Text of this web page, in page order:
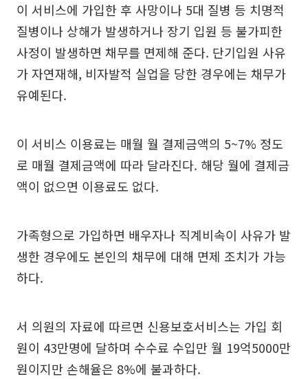
이 서비스에 가입한 후 사망이나 5대 질병 등 치명적
질병이나 상해가 발생하거나 장기 입원 등 불가피한
사정이 발생하면 채무를 면제해 준다. 단기입원 사유
가 자연재해, 비자발적 실업을 당한 경우에는 채무가
유예된다.
이 서비스 이용료는 매월 월 결제금액의 5~7% 정도
로 매월 결제금액에 따라 달라진다. 해당 월에 결제금
액이 없으면 이용료도 없다.
가족형으로 가입하면 배우자나 직계비속이 사유가 발
생한 경우에도 본인의 채무에 대해 면제 조치가 가능
하다.
서 의원의 자료에 따르면 신용보호서비스는 가입 회
원이 43만명에 달하며 수수료 수입만 월 19억5000만
원이지만 손해율은 8%에 불과하다.